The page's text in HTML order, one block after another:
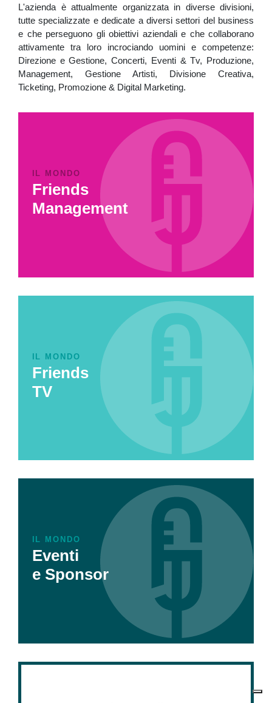
L'azienda è attualmente organizzata in diverse divisioni,
tutte specializzate e dedicate a diversi settori del business
e che perseguono gli obiettivi aziendali e che collaborano
attivamente tra loro incrociando uomini e competenze:
Direzione e Gestione, Concerti, Eventi & Tv, Produzione,
Management, Gestione Artisti, Divisione Creativa,
Ticketing, Promozione & Digital Marketing.
IL MONDO
Friends
Management
IL MONDO
Friends
TV
IL MONDO
Eventi
e Sponsor